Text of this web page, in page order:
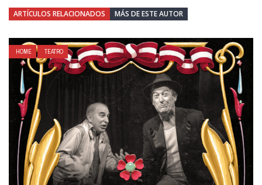
ARTÍCULOS RELACIONADOS MÁS DE ESTE AUTOR
HOME TEATRO